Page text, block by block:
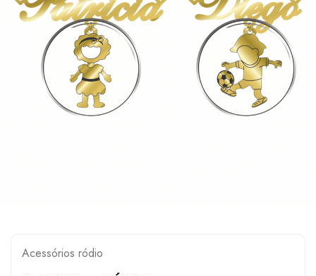
Acessórios ródio